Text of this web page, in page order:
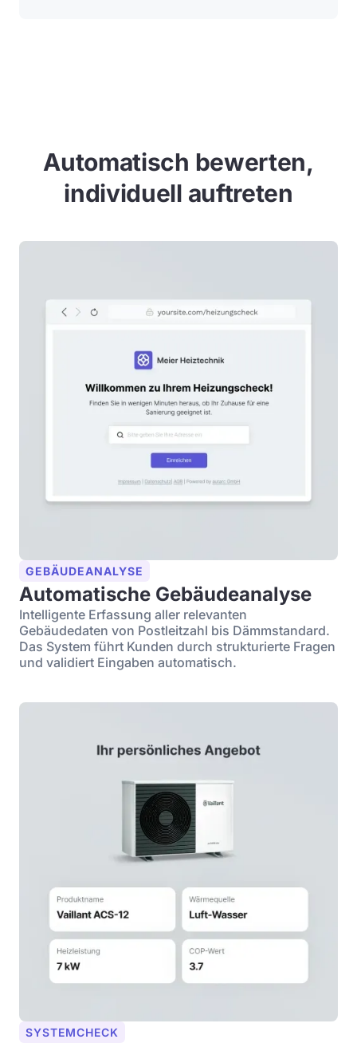
Automatisch bewerten,
individuell auftreten
GEBÄUDEANALYSE
Automatische Gebäudeanalyse
Intelligente Erfassung aller relevanten
Gebäudedaten von Postleitzahl bis Dämmstandard.
Das System führt Kunden durch strukturierte Fragen
und validiert Eingaben automatisch.
SYSTEMCHECK